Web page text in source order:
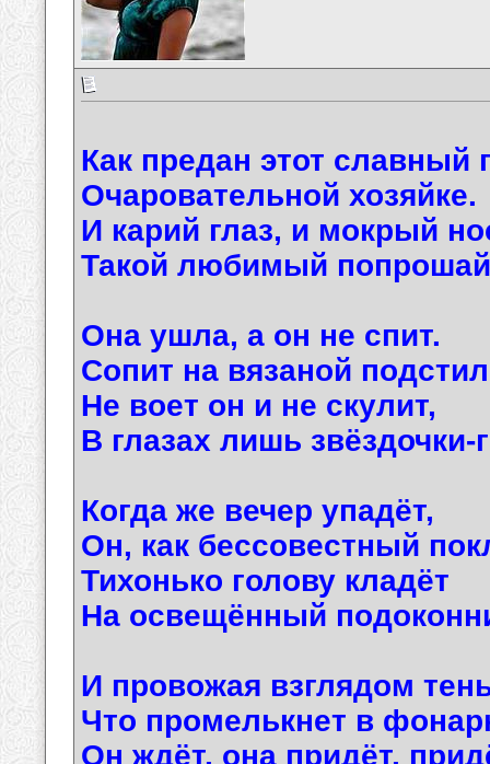
Как предан этот славный
Очаровательной хозяйке.
И карий глаз, и мокрый
Такой любимый
Она ушла, а он не спит.
Сопит на вязаной
Не воет он и не скулит,
В глазах лишь звёздочки-
Когда же вечер упадёт,
Он, как бессовестный
Тихонько голову кладёт
На освещённый
И провожая взглядом
Что промелькнет в
Он ждёт, она придёт,